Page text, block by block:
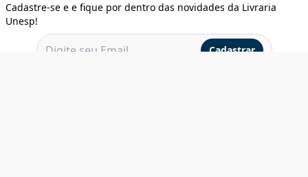
Cadastre-se e e fique por dentro das novidades da Livraria
Unesp!
Cadastrar